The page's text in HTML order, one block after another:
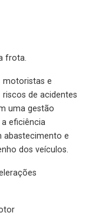
frota.
motoristas e
de acidentes
uma gestão
eficiência
abastecimento e
dos veículos.